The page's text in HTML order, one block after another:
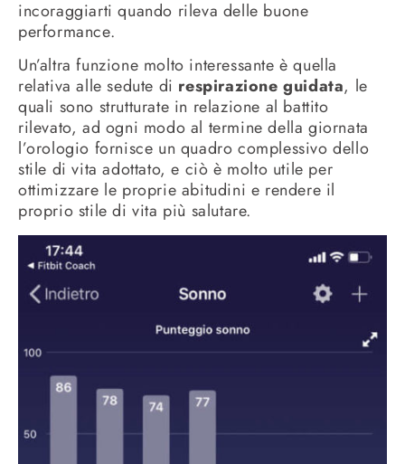
incoraggiarti quando rileva delle buone
performance.
Un’altra funzione molto interessante è quella
relativa alle sedute di respirazione guidata, le
quali sono strutturate in relazione al battito
rilevato, ad ogni modo al termine della giornata
l’orologio fornisce un quadro complessivo dello
stile di vita adottato, e ciò è molto utile per
ottimizzare le proprie abitudini e rendere il
proprio stile di vita più salutare.